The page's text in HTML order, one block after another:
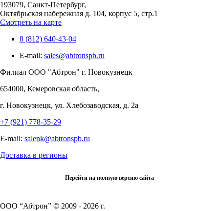
193079, Санкт-Петербург,
Октябрьская набережная д. 104, корпус 5, стр.1
Смотреть на карте
8 (812) 640-43-04
E-mail: sales@abtronspb.ru
Филиал OOO "Абтрон" г. Новокузнецк
654000, Кемеровская область,
г. Новокузнецк, ул. Хлебозаводская, д. 2а
+7 (921) 778-35-29
E-mail: salenk@abtronspb.ru
Доставка в регионы
Перейти на полную версию сайта
ООО “Абтрон” © 2009 - 2026 г.